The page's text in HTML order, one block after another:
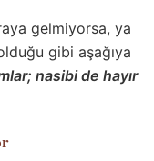
gelmiyorsa, ya
gibi aşağıya
nasibi de hayır